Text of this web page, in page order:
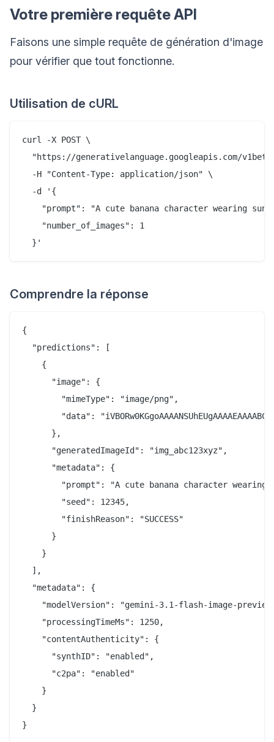
Votre première requête API
Faisons une simple requête de génération d'image
pour vérifier que tout fonctionne.
Utilisation de cURL
curl -X POST \
"https://generativelanguage.googleapis.com/
  -H "Content-Type: application/json" \
  -d '{
"prompt": "A cute banana character wearing
    "number_of_images": 1
Comprendre la réponse
{
  "predictions": [
    {
      "image": {
        "mimeType": "image/png",
"data":
      },
      "generatedImageId": "img_abc123xyz",
      "metadata": {
"prompt": "A cute banana character wearing
        "seed": 12345,
        "finishReason": "SUCCESS"
      }
    }
  ],
  "metadata": {
"modelVersion": "gemini-3.1-flash-image-
    "processingTimeMs": 1250,
    "contentAuthenticity": {
      "synthID": "enabled",
      "c2pa": "enabled"
    }
  }